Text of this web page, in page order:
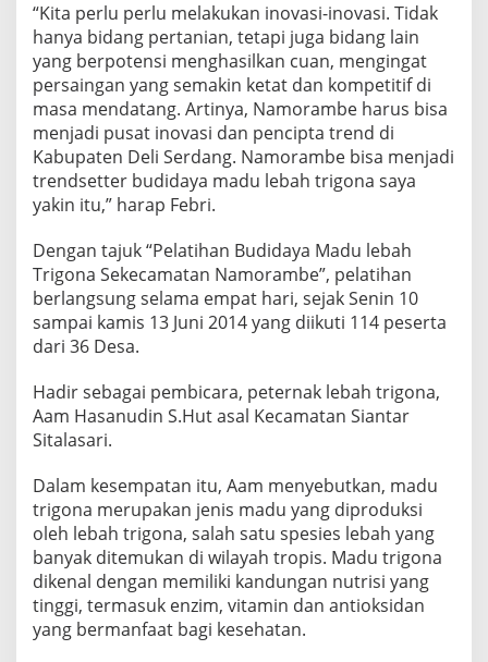
“Kita perlu perlu melakukan inovasi-inovasi. Tidak
hanya bidang pertanian, tetapi juga bidang lain
yang berpotensi menghasilkan cuan, mengingat
persaingan yang semakin ketat dan kompetitif di
masa mendatang. Artinya, Namorambe harus bisa
menjadi pusat inovasi dan pencipta trend di
Kabupaten Deli Serdang. Namorambe bisa menjadi
trendsetter budidaya madu lebah trigona saya
yakin itu,” harap Febri.
Dengan tajuk “Pelatihan Budidaya Madu lebah
Trigona Sekecamatan Namorambe”, pelatihan
berlangsung selama empat hari, sejak Senin 10
sampai kamis 13 Juni 2014 yang diikuti 114 peserta
dari 36 Desa.
Hadir sebagai pembicara, peternak lebah trigona,
Aam Hasanudin S.Hut asal Kecamatan Siantar
Sitalasari.
Dalam kesempatan itu, Aam menyebutkan, madu
trigona merupakan jenis madu yang diproduksi
oleh lebah trigona, salah satu spesies lebah yang
banyak ditemukan di wilayah tropis. Madu trigona
dikenal dengan memiliki kandungan nutrisi yang
tinggi, termasuk enzim, vitamin dan antioksidan
yang bermanfaat bagi kesehatan.